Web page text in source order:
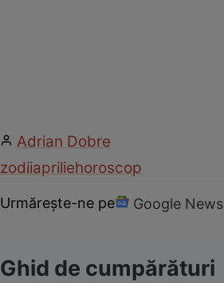
Adrian Dobre
zodiiapriliehoroscop
Urmărește-ne pe Google News
Ghid de cumpărături